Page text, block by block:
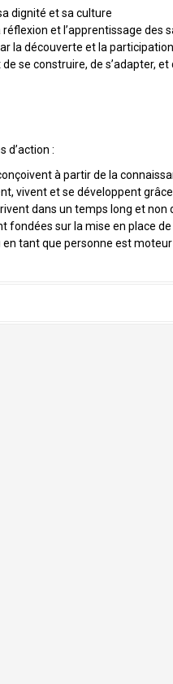
dignité et sa culture
et l’apprentissage des
la découverte et la participation
se construire, de s’adapter,
d’action :
à partir de la
vivent et se développent
dans un temps long et non
fondées sur la mise en place
en tant que personne est